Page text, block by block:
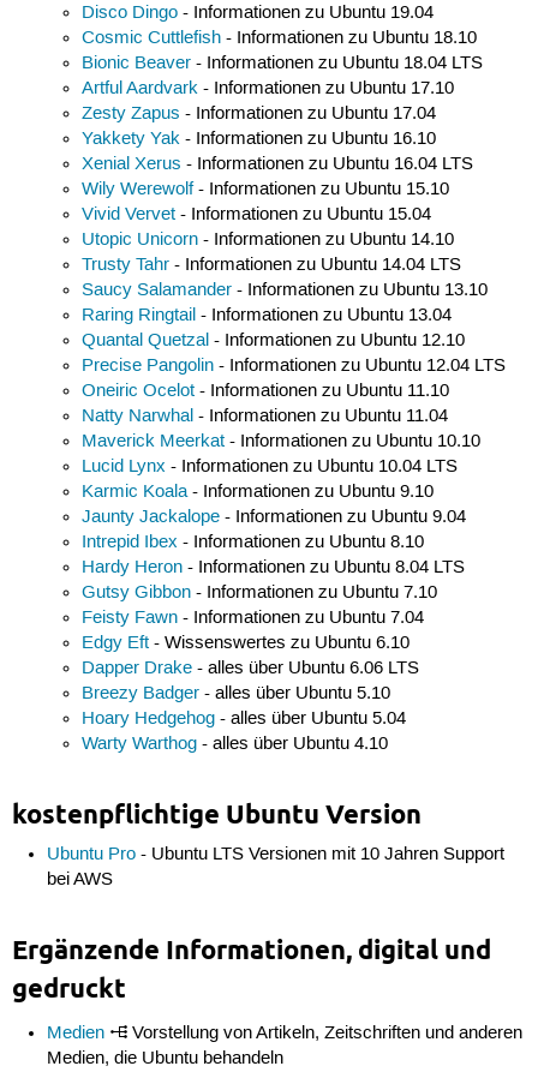
Disco Dingo - Informationen zu Ubuntu 19.04
Cosmic Cuttlefish - Informationen zu Ubuntu 18.10
Bionic Beaver - Informationen zu Ubuntu 18.04 LTS
Artful Aardvark - Informationen zu Ubuntu 17.10
Zesty Zapus - Informationen zu Ubuntu 17.04
Yakkety Yak - Informationen zu Ubuntu 16.10
Xenial Xerus - Informationen zu Ubuntu 16.04 LTS
Wily Werewolf- Informationen zu Ubuntu 15.10
Vivid Vervet - Informationen zu Ubuntu 15.04
Utopic Unicorn - Informationen zu Ubuntu 14.10
Trusty Tahr - Informationen zu Ubuntu 14.04 LTS
Saucy Salamander - Informationen zu Ubuntu 13.10
Raring Ringtail - Informationen zu Ubuntu 13.04
Quantal Quetzal - Informationen zu Ubuntu 12.10
Precise Pangolin - Informationen zu Ubuntu 12.04 LTS
Oneiric Ocelot - Informationen zu Ubuntu 11.10
Natty Narwhal - Informationen zu Ubuntu 11.04
Maverick Meerkat - Informationen zu Ubuntu 10.10
Lucid Lynx - Informationen zu Ubuntu 10.04 LTS
Karmic Koala- Informationen zu Ubuntu 9.10
Jaunty Jackalope - Informationen zu Ubuntu 9.04
Intrepid Ibex - Informationen zu Ubuntu 8.10
Hardy Heron - Informationen zu Ubuntu 8.04 LTS
Gutsy Gibbon - Informationen zu Ubuntu 7.10
Feisty Fawn - Informationen zu Ubuntu 7.04
Edgy Eft - Wissenswertes zu Ubuntu 6.10
Dapper Drake - alles über Ubuntu 6.06 LTS
Breezy Badger - alles über Ubuntu 5.10
Hoary Hedgehog - alles über Ubuntu 5.04
Warty Warthog - alles über Ubuntu 4.10
kostenpflichtige Ubuntu Version
Ubuntu Pro - Ubuntu LTS Versionen mit 10 Jahren Support
bei AWS
Ergänzende Informationen, digital und
gedruckt
Medien
Vorstellung von Artikeln, Zeitschriften und anderen
Medien, die Ubuntu behandeln